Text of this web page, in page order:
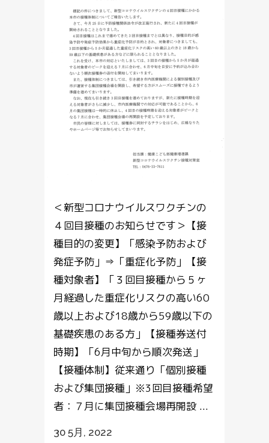
＜新型コロナウイルスワクチンの
４回目接種のお知らせです＞【接
種目的の変更】「感染予防および
発症予防」⇒「重症化予防」【接
種対象者】「３回目接種から５ヶ
月経過した重症化リスクの高い60
歳以上および18歳から59歳以下の
基礎疾患のある方」【接種券送付
時期】「6月中旬から順次発送」
【接種体制】従来通り「個別接種
および集団接種」※3回目接種希望
者：７月に集団接種会場再開設 ...
30 5月, 2022